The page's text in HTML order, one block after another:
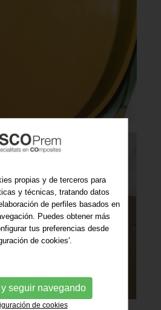
propias y de terceros para
y técnicas, tratando datos
de perfiles basados en
Puedes obtener más
tus preferencias desde
de cookies'.
seguir navegando
de cookies